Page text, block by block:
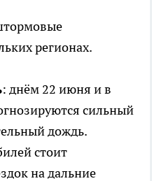
регионах.
: днём 22 июня и в
сильный
дождь.
стоит
на дальние